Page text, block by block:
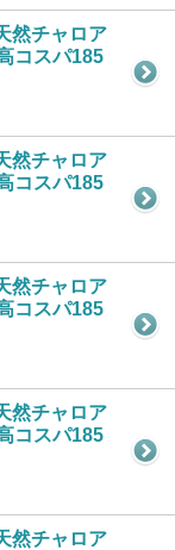
然チャロア
コスパ185
然チャロア
コスパ185
然チャロア
コスパ185
然チャロア
コスパ185
然チャロア